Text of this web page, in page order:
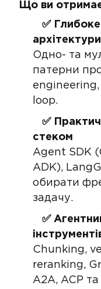
Що ви
✅
архітектури
Одно- та
патерни
loop.
✅
стеком
Agent SDK
ADK),
обирати
задачу.
✅
Chunking,
reranking,
A2A, ACP